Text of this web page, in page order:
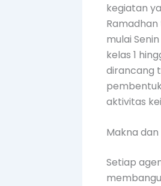
kegiatan
mulai
kelas 1
dirancang
aktivitas
Makna
Setiap